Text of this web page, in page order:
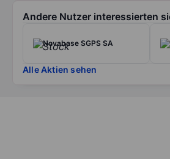
Andere Nutzer interessierten
Novabase SGPS SA
Alle Aktien sehen